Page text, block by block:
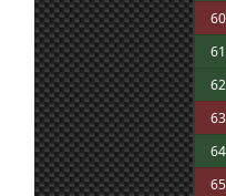
30 jun. 18:38
Maxxis
30 jun. 7:11
30 jun. 6:12
johneysvk
29 jun. 21:34
26 jun. 17:51
26 jun. 17:30
60
61
62
63
64
65